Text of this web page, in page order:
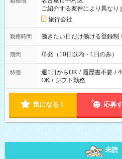
ご紹介する案件により異なり
旅行会社
勤務時間 働きたい日だけ働ける登録制！
期間 単発（10日以内・1日のみ）
特徴 週1日からOK / 履歴書不要 /
OK / シフト勤務
気になる！ 応募
未読